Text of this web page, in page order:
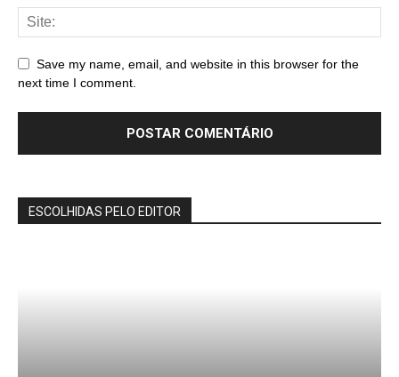
Save my name, email, and website in this browser for the
next time I comment.
ESCOLHIDAS PELO EDITOR